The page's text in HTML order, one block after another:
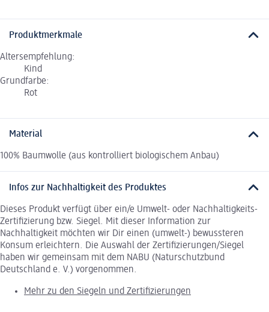
Produktmerkmale
Altersempfehlung:
Kind
Grundfarbe:
Rot
Material
100% Baumwolle (aus kontrolliert biologischem Anbau)
Infos zur Nachhaltigkeit des Produktes
Dieses Produkt verfügt über ein/e Umwelt- oder Nachhaltigkeits-
Zertifizierung bzw. Siegel. Mit dieser Information zur
Nachhaltigkeit möchten wir Dir einen (umwelt-) bewussteren
Konsum erleichtern. Die Auswahl der Zertifizierungen/Siegel
haben wir gemeinsam mit dem NABU (Naturschutzbund
Deutschland e. V.) vorgenommen.
Mehr zu den Siegeln und Zertifizierungen